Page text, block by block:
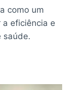
como um
eficiência e
saúde.